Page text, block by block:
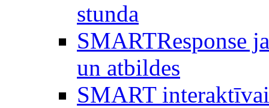
stunda
SMARTResponse
un atbildes
SMART